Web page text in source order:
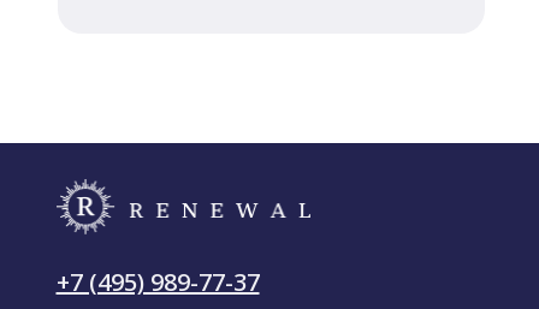
+7 (495) 989-77-37